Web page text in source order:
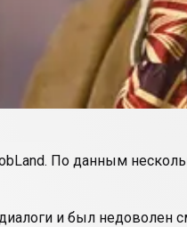
. По данным
и был